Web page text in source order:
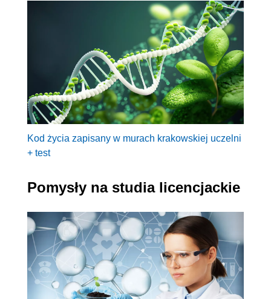
Kod życia zapisany w murach krakowskiej uczelni
+ test
Pomysły na studia licencjackie